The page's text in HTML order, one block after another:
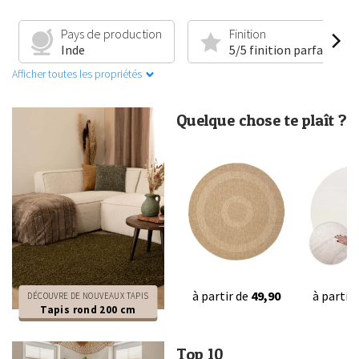
Pays de production
Inde
Finition
5/5 finition parfaite
Afficher toutes les propriétés
DÉCOUVRE DE NOUVEAUX TAPIS
Tapis rond 200 cm
Quelque chose te plaît ?
à partir de 49,90 à partir
Top 10